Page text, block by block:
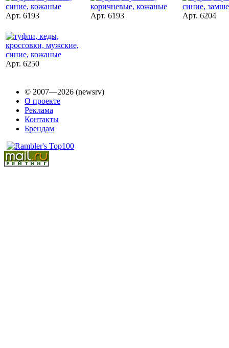
Арт. 6193 Арт. 6193 Арт. 6204
Арт. 6250
© 2007—2026 (newsrv)
О проекте
Реклама
Контакты
Брендам